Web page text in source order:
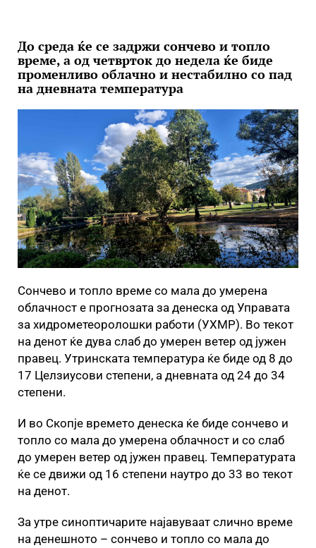
До среда ќе се задржи сончево и топло
време, а од четврток до недела ќе биде
променливо облачно и нестабилно со пад
на дневната температура
Сончево и топло време со мала до умерена
облачност е прогнозата за денеска од Управата
за хидрометеоролошки работи (УХМР). Во текот
на денот ќе дува слаб до умерен ветер од јужен
правец. Утринската температура ќе биде од 8 до
17 Целзиусови степени, а дневната од 24 до 34
степени.
И во Скопје времето денеска ќе биде сончево и
топло со мала до умерена облачност и со слаб
до умерен ветер од јужен правец. Температурата
ќе се движи од 16 степени наутро до 33 во текот
на денот.
За утре синоптичарите најавуваат слично време
на денешното – сончево и топло со мала до